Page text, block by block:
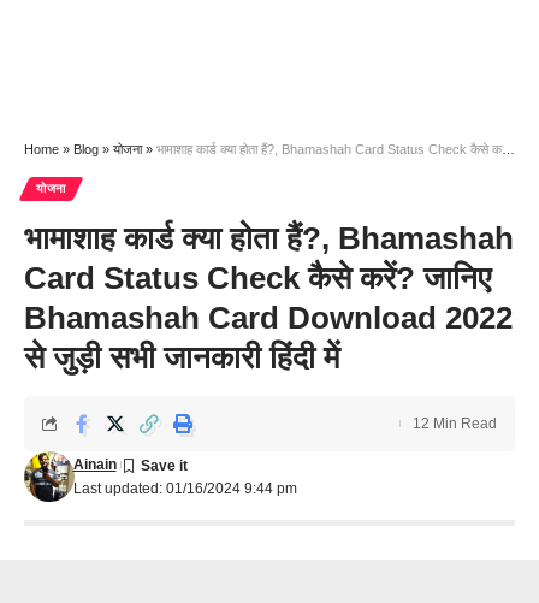
Home » Blog » योजना» भामाशाह कार्ड क्या होता हैं?, Bhamashah Card Status Check कैसे करें? जानिए Bhamashah Card Download 2022 से जुड़ी सभी जानकारी हिंदी में
योजना
भामाशाह कार्ड क्या होता हैं?, Bhamashah
Card Status Check कैसे करें? जानिए
Bhamashah Card Download 2022
से जुड़ी सभी जानकारी हिंदी में
Last updated: 01/16/2024 9:44 pm
Ainain
12 Min Read